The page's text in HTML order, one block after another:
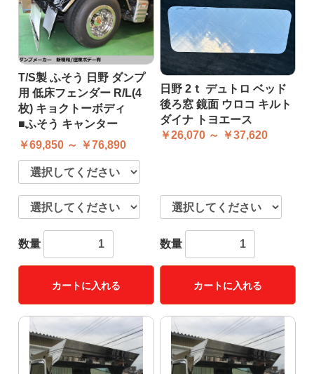
T/S製 ふそう 日野 ダンプ
用 低床フェンダー R/L(4
枚) キョクトーボディ
■ふそう キャンター
￥69,850 ～ ￥76,890
数量
カートに入れる
日野 2ｔ デュトロ ベッド
後ろ窓 鏡面 ウロコ キルト
ダイナ トヨエース
￥26,070 ～ ￥37,620
数量
カートに入れる